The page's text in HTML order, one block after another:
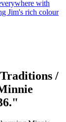
with
Jim's rich colour
/